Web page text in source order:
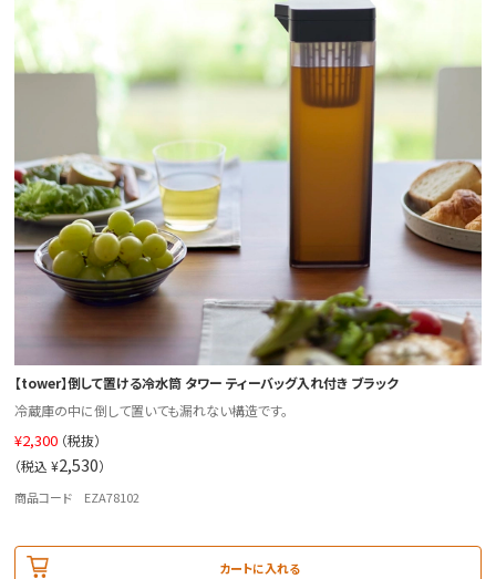
【tower】倒して置ける冷水筒 タワー ティーバッグ入れ付き ブラック
冷蔵庫の中に倒して置いても漏れない構造です。
¥2,300 （税抜）
（税込 ¥2,530）
商品コード EZA78102
カートに入れる